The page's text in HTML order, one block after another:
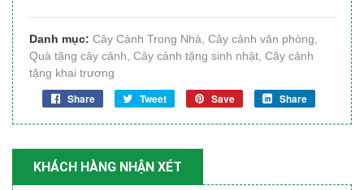
Danh mục: Cây Cảnh Trong Nhà Cây cảnh văn phòng
Quà tặng cây cảnh Cây cảnh tặng sinh nhật Cây cảnh
tặng khai trương
Share Tweet Save Share
KHÁCH HÀNG NHẬN XÉT